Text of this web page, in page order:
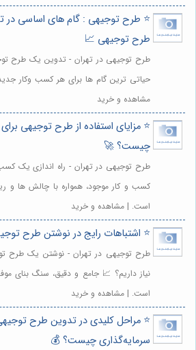
⭐️ طرح توجیهی : گام های اساسی در
طرح توجیهی 📈
طرح توجیهی در تهران - تدوین یک طرح
حیاتی ترین گام ها برای هر کسب وکار
مشاهده و خرید
⭐️ مزایای استفاده از طرح توجیهی
چیست؟ 🚀
طرح توجیهی در تهران - راه اندازی یک
کسب و کار موجود، همواره با چالش ها
است. | مشاهده و خرید
⭐️ اشتباهات رایج در نوشتن طرح
طرح توجیهی در تهران - نوشتن یک طرح
نیاز داریم؟ 📈 جامع و دقیق، سنگ بنای
است. | مشاهده و خرید
⭐️ مراحل کلیدی در تدوین طرح
سرمایه‌گذاری چیست؟ 💰